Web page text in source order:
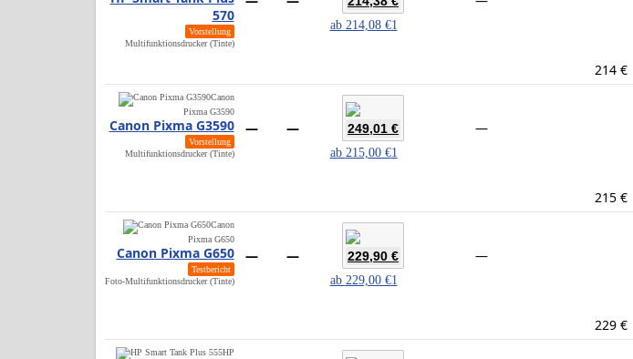
570
Vorstellung
Multifunktionsdrucker (Tinte)
ab 214,08 €1
214 €
Canon
Pixma G3590
Canon Pixma G3590
Vorstellung
Multifunktionsdrucker (Tinte)
— — 249,01 €
ab 215,00 €1
—
215 €
Canon
Pixma G650
Canon Pixma G650
Testbericht
Foto-Multifunktionsdrucker (Tinte)
— — 229,90 €
ab 229,00 €1
—
229 €
HP